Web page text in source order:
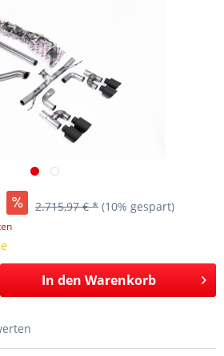
2.715,97 € * (10% gespart)
In den Warenkorb